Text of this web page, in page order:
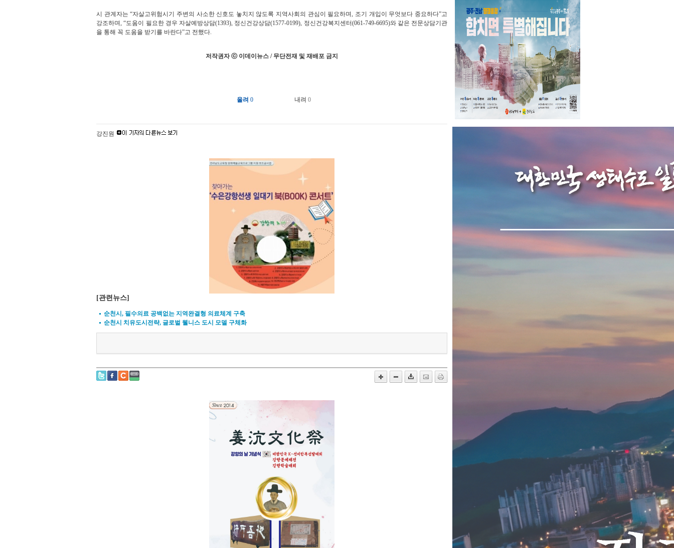
시 관계자는 “자살고위험시기 주변의 사소한 신호도 놓치지 않도록 지역사회의 관심이 필요하며, 조기 개입이 무엇보다 중요하다”고
강조하며, “도움이 필요한 경우 자살예방상담(1393), 정신건강상담(1577-0199), 정신건강복지센터(061-749-6695)와 같은 전문상담기관
을 통해 꼭 도움을 받기를 바란다”고 전했다.
저작권자 ⓒ 이데이뉴스 / 무단전재 및 재배포 금지
올려 0 내려 0
강진원
[관련뉴스]
순천시, 필수의료 공백없는 지역완결형 의료체계 구축
순천시 치유도시전략, 글로벌 웰니스 도시 모델 구체화